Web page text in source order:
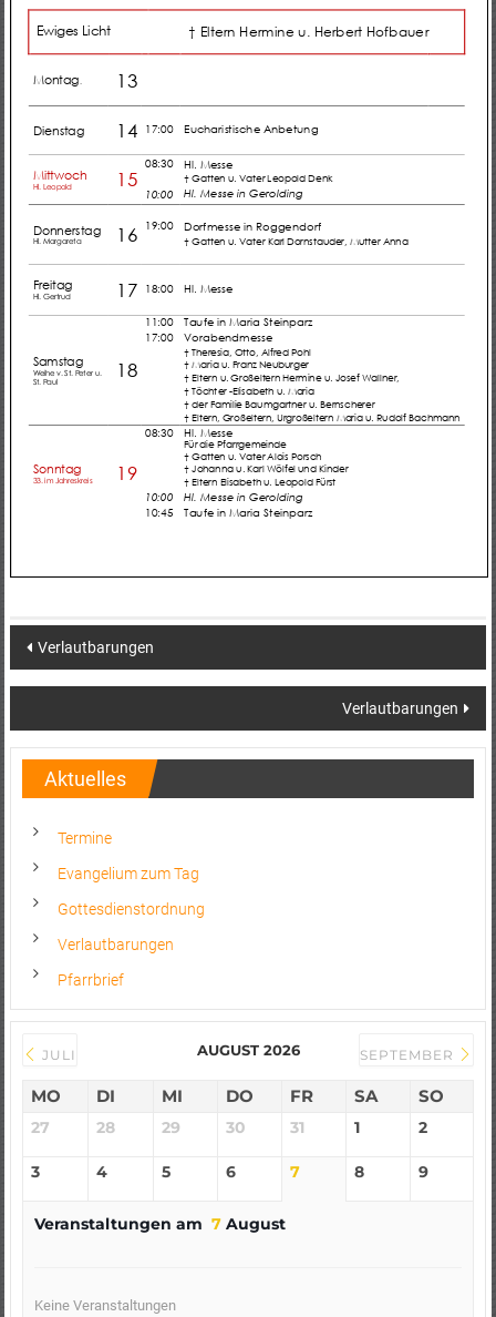
Post
navigation
Verlautbarungen
Verlautbarungen
Aktuelles
Termine
Evangelium zum Tag
Gottesdienstordnung
Verlautbarungen
Pfarrbrief
JULI AUGUST 2026 SEPTEMBER
MO DI MI DO FR SA SO
27 28 29 30 31 1 2
3 4 5 6 7 8 9
Veranstaltungen am 7August
Keine Veranstaltungen